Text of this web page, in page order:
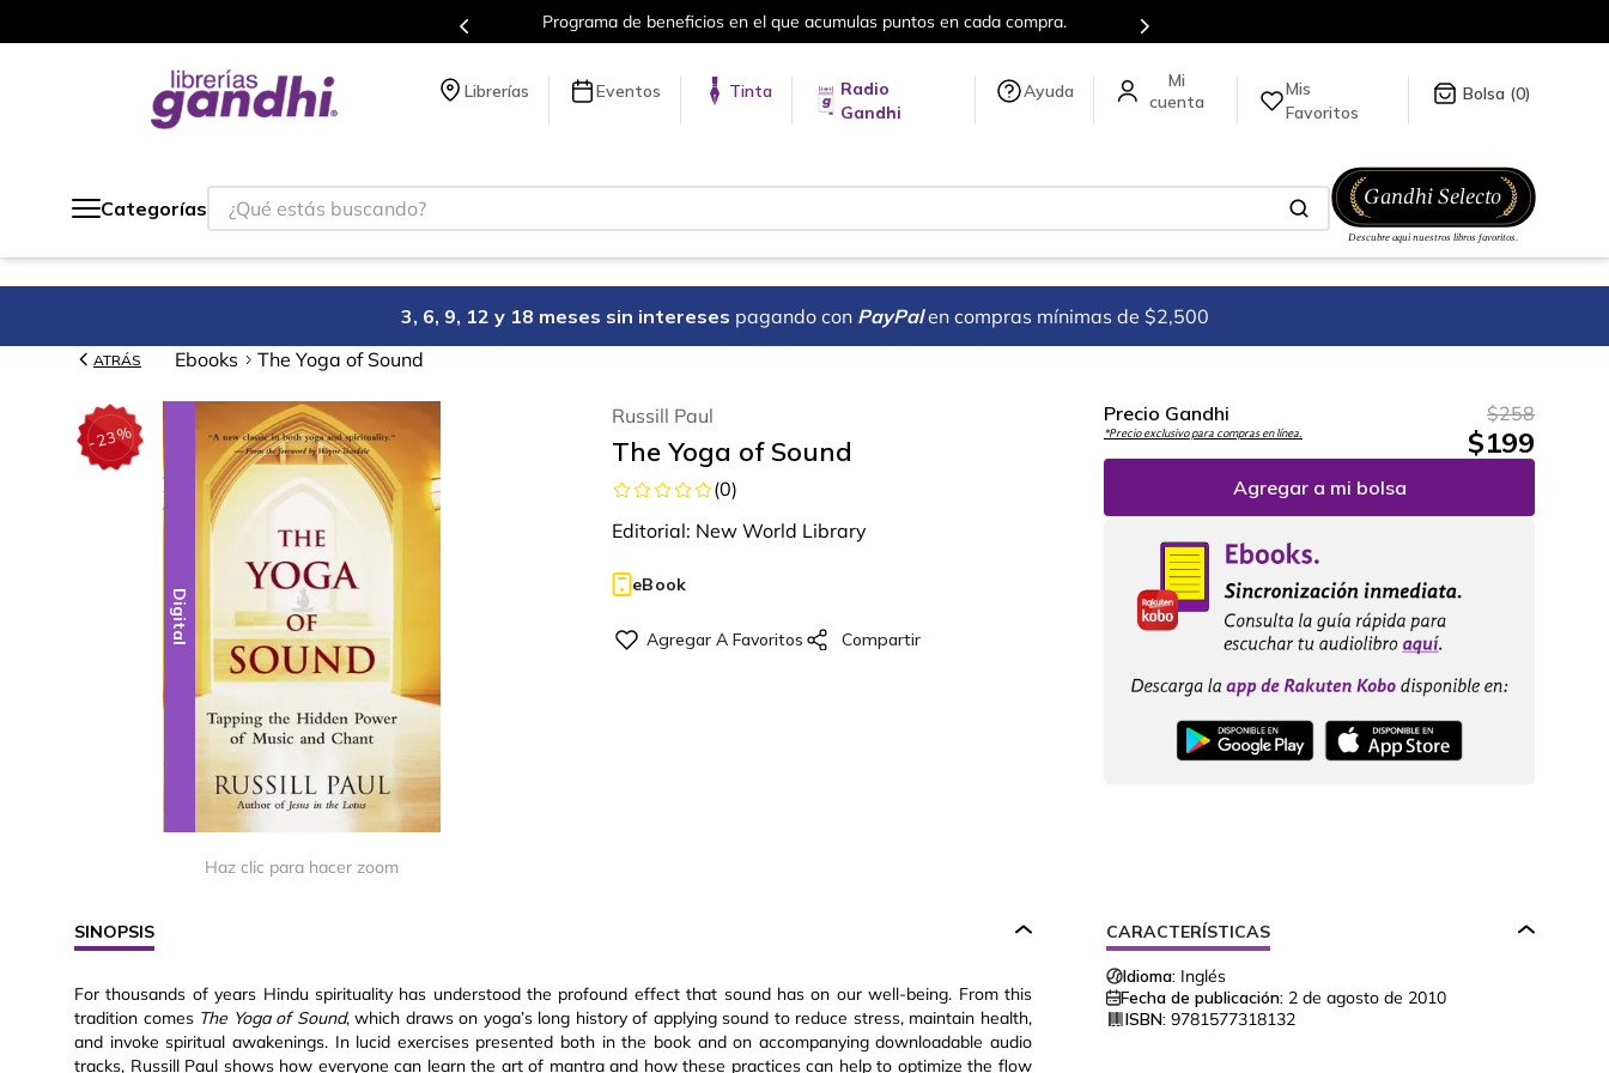
Programa de beneficios en el que acumulas puntos en cada compra.
Librerías Eventos Tinta
Radio
Gandhi
Ayuda
Mis
Favoritos
0
Categorías
¿Qué estás buscando?
3, 6, 9, 12 y 18 meses sin intereses pagando con PayPal en compras mínimas de $2,500
ATRÁS Ebooks The Yoga of Sound
-23%
Digital
Haz clic para hacer zoom
Russill Paul
The Yoga of Sound
(0)
Editorial: New World Library
eBook
Precio Gandhi
*Precio exclusivo para compras en línea.
$258
$199
Agregar a mi bolsa
SINOPSIS
For thousands of years Hindu spirituality has understood the profound effect that sound has on our well-being. From this
tradition comes The Yoga of Sound, which draws on yoga’s long history of applying sound to reduce stress, maintain health,
and invoke spiritual awakenings. In lucid exercises presented both in the book and on accompanying downloadable audio
tracks, Russill Paul shows how everyone can learn the art of mantra and how these practices can help to optimize the flow
CARACTERÍSTICAS
Idioma: Inglés
Fecha de publicación: 2 de agosto de 2010
ISBN: 9781577318132